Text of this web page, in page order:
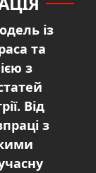
із
та
з
Від
з